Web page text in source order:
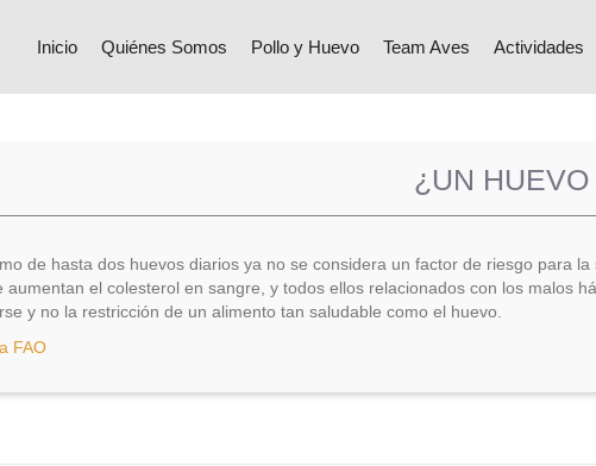
Inicio Quiénes Somos Pollo y Huevo Team Aves Actividades
¿UN HUEVO
de hasta dos huevos diarios ya no se considera un factor de riesgo para
aumentan el colesterol en sangre, y todos ellos relacionados con los malos
y no la restricción de un alimento tan saludable como el huevo.
FAO